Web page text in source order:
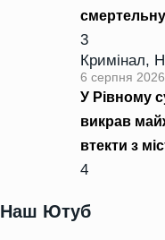
3
Кримінал,
6 серпня 2026
У Рівному
викрав
втекти з
4
Наш Ютуб